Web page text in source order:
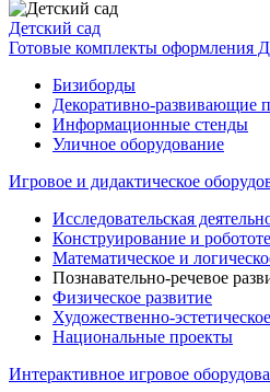
Детский сад
Готовые комплекты оформления
Бизиборды
Декоративно-развивающие
Информационные стенды
Уличное оборудование
Игровое и дидактическое
Исследовательская
Конструирование и
Математическое и
Познавательно-речевое
Физическое развитие
Художественно-
Национальные проекты
Интерактивное игровое